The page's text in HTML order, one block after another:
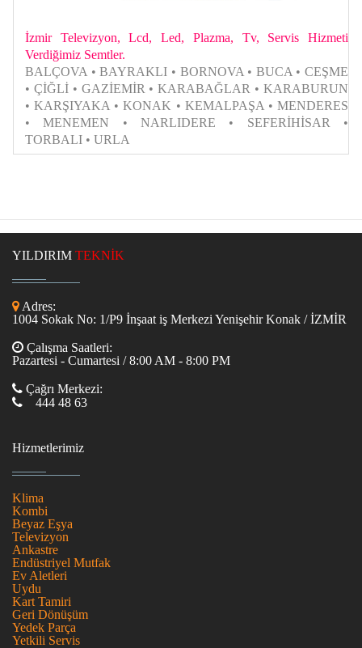
İzmir Televizyon, Lcd, Led, Plazma, Tv, Servis Hizmeti
Verdiğimiz Semtler.
BALÇOVA • BAYRAKLI • BORNOVA • BUCA • CEŞME
• ÇİĞLİ • GAZİEMİR • KARABAĞLAR • KARABURUN
• KARŞIYAKA • KONAK • KEMALPAŞA • MENDERES
• MENEMEN • NARLIDERE • SEFERİHİSAR •
TORBALI • URLA
YILDIRIM TEKNİK
Adres:
1004 Sokak No: 1/P9 İnşaat iş Merkezi Yenişehir Konak / İZMİR
Çalışma Saatleri:
Pazartesi - Cumartesi / 8:00 AM - 8:00 PM
Çağrı Merkezi:
444 48 63
Hizmetlerimiz
Klima
Kombi
Beyaz Eşya
Televizyon
Ankastre
Endüstriyel Mutfak
Ev Aletleri
Uydu
Kart Tamiri
Geri Dönüşüm
Yedek Parça
Yetkili Servis